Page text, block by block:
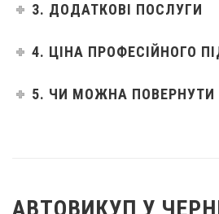
3. ДОДАТКОВІ ПОСЛУГИ
4. ЦІНА ПРОФЕСІЙНОГО
5. ЧИ МОЖНА ПОВЕРНУТИ
АВТОВИКУП У